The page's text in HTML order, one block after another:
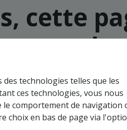
technologies telles que les
ces technologies, vous nous
comportement de navigation
choix en bas de page via
cette
plus
À Vendre